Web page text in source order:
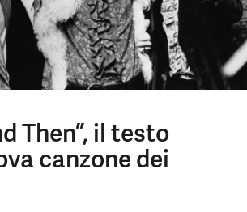
Then”, il testo
canzone dei